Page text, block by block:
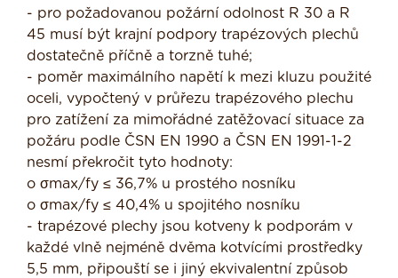
- pro požadovanou požární odolnost R 30 a R
45 musí být krajní podpory trapézových plechů
dostatečně příčně a torzně tuhé;
- poměr maximálního napětí k mezi kluzu použité
oceli, vypočtený v průřezu trapézového plechu
pro zatížení za mimořádné zatěžovací situace za
požáru podle ČSN EN 1990 a ČSN EN 1991-1-2
nesmí překročit tyto hodnoty:
o σmax/fy ≤ 36,7% u prostého nosníku
o σmax/fy ≤ 40,4% u spojitého nosníku
- trapézové plechy jsou kotveny k podporám v
každé vlně nejméně dvěma kotvícími prostředky
5,5 mm, připouští se i jiný ekvivalentní způsob